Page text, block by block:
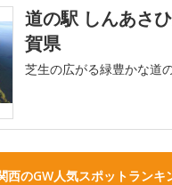
道の駅 しんあさ
賀県
芝生の広がる緑豊かな道
西のGW人気スポットランキ